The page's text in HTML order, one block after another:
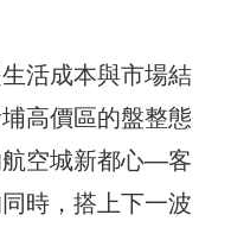
活成本與市場結
高價區的盤整態
空城新都心—客
時，搭上下一波